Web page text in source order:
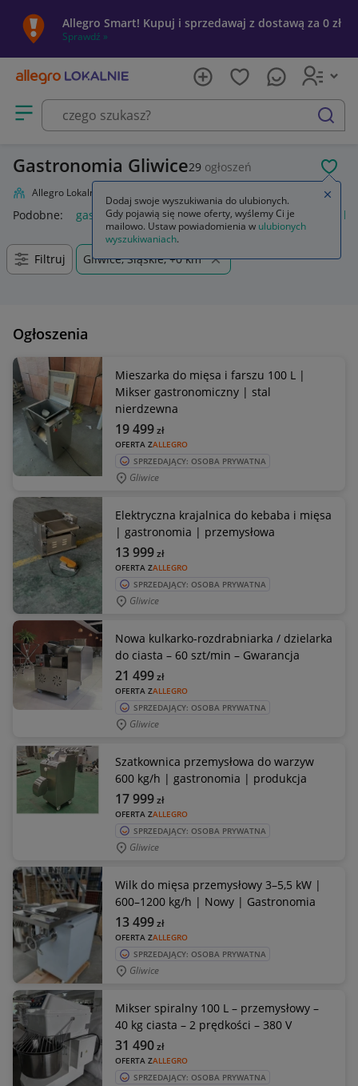
Allegro Smart! Kupuj i sprzedawaj z dostawą za 0 zł
Sprawdź »
Otwórz menu z kategoriami
szukaj
Gastronomia Gliwice29 ogłoszeń
Allegro Lokalnie
Podobne: gastronomia kosz na śmieci gastronomia buty
Filtruj Gliwice, Śląskie, +0 km
Ogłoszenia
Mieszarka do mięsa i farszu 100 L |
Mikser gastronomiczny | stal
nierdzewna
OFERTA ZALLEGRO
19 499zł
SPRZEDAJĄCY: OSOBA PRYWATNA
Gliwice
Elektryczna krajalnica do kebaba i mięsa
| gastronomia | przemysłowa
OFERTA ZALLEGRO
13 999zł
SPRZEDAJĄCY: OSOBA PRYWATNA
Gliwice
Nowa kulkarko-rozdrabniarka / dzielarka
do ciasta – 60 szt/min – Gwarancja
OFERTA ZALLEGRO
21 499zł
SPRZEDAJĄCY: OSOBA PRYWATNA
Gliwice
Szatkownica przemysłowa do warzyw
600 kg/h | gastronomia | produkcja
OFERTA ZALLEGRO
17 999zł
SPRZEDAJĄCY: OSOBA PRYWATNA
Gliwice
Wilk do mięsa przemysłowy 3–5,5 kW |
600–1200 kg/h | Nowy | Gastronomia
OFERTA ZALLEGRO
13 499zł
SPRZEDAJĄCY: OSOBA PRYWATNA
Gliwice
Mikser spiralny 100 L – przemysłowy –
40 kg ciasta – 2 prędkości – 380 V
OFERTA ZALLEGRO
31 490zł
SPRZEDAJĄCY: OSOBA PRYWATNA
Dodaj swoje wyszukiwania do ulubionych.
Gdy pojawią się nowe oferty, wyślemy Ci je
mailowo. Ustaw powiadomienia w ulubionych
wyszukiwaniach.